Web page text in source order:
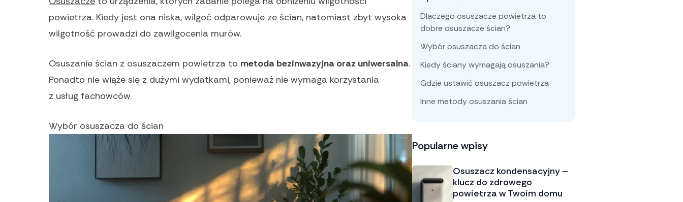
powietrza. Kiedy jest ona niska, wilgoć odparowuje ze ścian, natomiast zbyt wysoka
wilgotność prowadzi do zawilgocenia murów.
Osuszanie ścian z osuszaczem powietrza to metoda bezinwazyjna oraz uniwersalna.
Ponadto nie wiąże się z dużymi wydatkami, ponieważ nie wymaga korzystania
z usług fachowców.
Wybór osuszacza do ścian
Dlaczego osuszacze powietrza to
dobre osuszacze ścian?
Wybór osuszacza do ścian
Kiedy ściany wymagają osuszania?
Gdzie ustawić osuszacz powietrza
Inne metody osuszania ścian
Popularne wpisy
Osuszacz kondensacyjny –
klucz do zdrowego
powietrza w Twoim domu